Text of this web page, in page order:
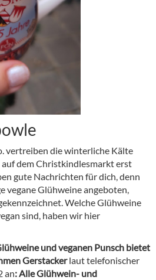
vertreiben die winterliche Kälte
auf dem Christkindlesmarkt erst
gute Nachrichten für dich, denn
vegane Glühweine angeboten,
Welche Glühweine
sind, haben wir hier
und veganen Punsch bietet
Gerstackerlaut telefonischer
an: Alle Glühwein- und